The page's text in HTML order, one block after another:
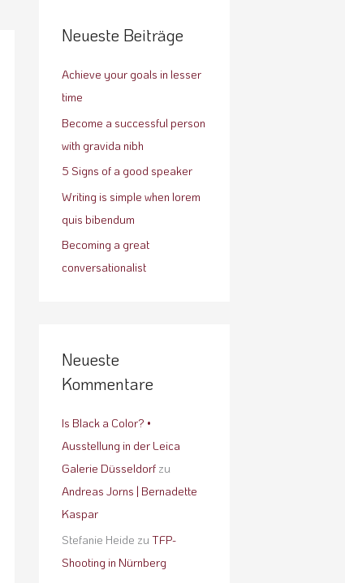
e
n
a
c
h
:
Neueste Beiträge
Achieve your goals in lesser
time
Become a successful person
with gravida nibh
5 Signs of a good speaker
Writing is simple when lorem
quis bibendum
Becoming a great
conversationalist
Neueste
Kommentare
Is Black a Color? •
Ausstellung in der Leica
Galerie Düsseldorf zu
Andreas Jorns | Bernadette
Kaspar
Stefanie Heide zu TFP-
Shooting in Nürnberg